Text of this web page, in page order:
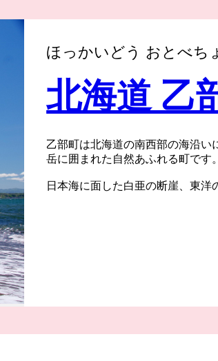
ほっかいどう おとべち
北海道 乙
乙部町は北海道の南西部の海沿い
岳に囲まれた自然あふれる町です。
日本海に面した白亜の断崖、東